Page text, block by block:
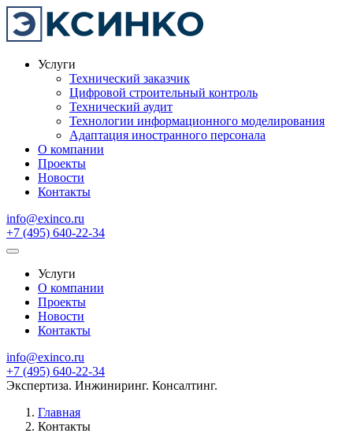
Услуги
Технический заказчик
Цифровой строительный контроль
Технический аудит
Технологии информационного моделирования
Адаптация иностранного персонала
О компании
Проекты
Новости
Контакты
info@exinco.ru
+7 (495) 640-22-34
Услуги
О компании
Проекты
Новости
Контакты
info@exinco.ru
+7 (495) 640-22-34
Экспертиза. Инжиниринг. Консалтинг.
Главная
Контакты